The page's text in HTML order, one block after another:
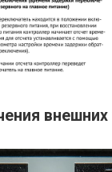
внешних